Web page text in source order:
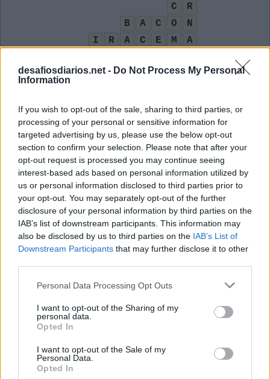
desafiosdiarios.net - Do Not Process My Personal
Information
If you wish to opt-out of the sale, sharing to third parties, or
processing of your personal or sensitive information for
targeted advertising by us, please use the below opt-out
section to confirm your selection. Please note that after your
opt-out request is processed you may continue seeing
interest-based ads based on personal information utilized by
us or personal information disclosed to third parties prior to
your opt-out. You may separately opt-out of the further
disclosure of your personal information by third parties on the
IAB’s list of downstream participants. This information may
also be disclosed by us to third parties on the IAB’s List of
Downstream Participants that may further disclose it to other
Personal Data Processing Opt Outs
I want to opt-out of the Sharing of my
personal data.
Opted In
I want to opt-out of the Sale of my
Personal Data.
Opted In
C
R
B
A C O
N
I
R A C E M
A
A
T E N T
O
B
A R A
O
U
I
O nome do macaquinho de Alladin:
A
B
U
Obra de José de Alencar, anagrama de "América":
I
R A C E M
A
Ácido Ribonucleico:
R
Tira de carne de porco comum em hambúrgueres:
A C O